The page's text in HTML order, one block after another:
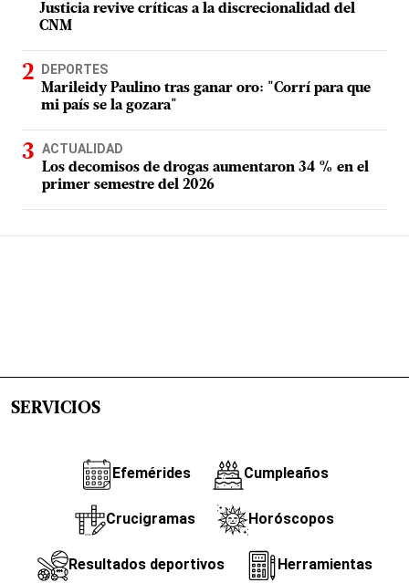
Justicia revive críticas a la discrecionalidad del
CNM
DEPORTES
Marileidy Paulino tras ganar oro: "Corrí para que
mi país se la gozara"
ACTUALIDAD
Los decomisos de drogas aumentaron 34 % en el
primer semestre del 2026
SERVICIOS
Efemérides Cumpleaños
Crucigramas Horóscopos
Resultados deportivos Herramientas